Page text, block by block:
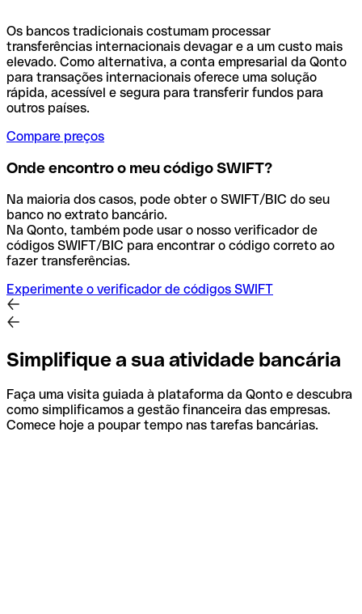
Os bancos tradicionais costumam processar
transferências internacionais devagar e a um custo mais
elevado. Como alternativa, a conta empresarial da Qonto
para transações internacionais oferece uma solução
rápida, acessível e segura para transferir fundos para
outros países.
Compare preços
Onde encontro o meu código SWIFT?
Na maioria dos casos, pode obter o SWIFT/BIC do seu
banco no extrato bancário.
Na Qonto, também pode usar o nosso verificador de
códigos SWIFT/BIC para encontrar o código correto ao
fazer transferências.
Experimente o verificador de códigos SWIFT
Simplifique a sua atividade bancária
Faça uma visita guiada à plataforma da Qonto e descubra
como simplificamos a gestão financeira das empresas.
Comece hoje a poupar tempo nas tarefas bancárias.